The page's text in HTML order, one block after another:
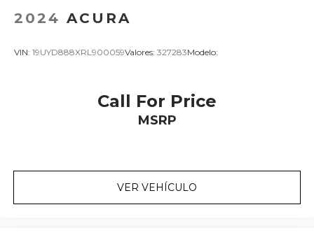
2024 ACURA
VIN: 19UYD888XRL900059Valores: 327283Modelo:
Call For Price
MSRP
VER VEHÍCULO